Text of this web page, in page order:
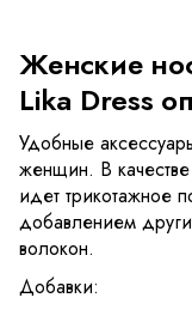
Женские
Lika Dress
Удобные
женщин. В
идет трикотажное
добавлением
волокон.
Добавки: